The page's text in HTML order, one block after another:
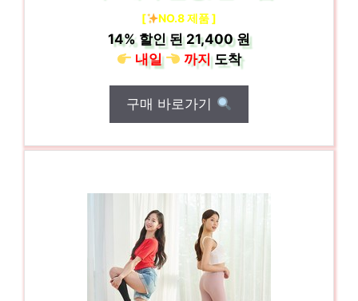
[ NO.8 제품 ]
14%할인 된21,400 원
내일
까지도착
구매 바로가기